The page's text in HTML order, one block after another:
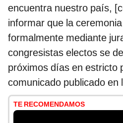
encuentra nuestro país,
informar que la
formalmente mediante
congresistas electos se
próximos días en estricto
comunicado publicado en
TE RECOMENDAMOS